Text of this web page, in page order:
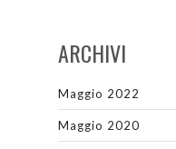
ARCHIVI
Maggio 2022
Maggio 2020